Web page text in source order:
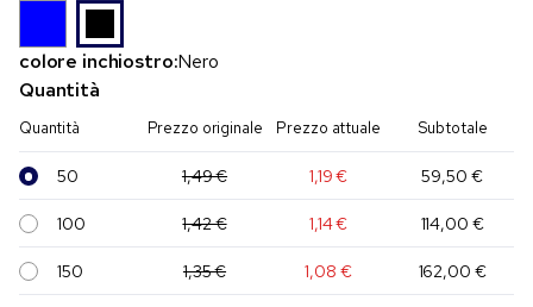
colore inchiostro:Nero
Quantità
Quantità Prezzo originale Prezzo attuale Subtotale
50 1,49 € 1,19 € 59,50 €
100 1,42 € 1,14 € 114,00 €
150 1,35 € 1,08 € 162,00 €